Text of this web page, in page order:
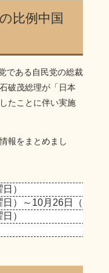
比例中国
である自民党の総裁
破茂総理が「日本
たことに伴い実施
報をまとめまし
）
日）～10月26日（土曜
）